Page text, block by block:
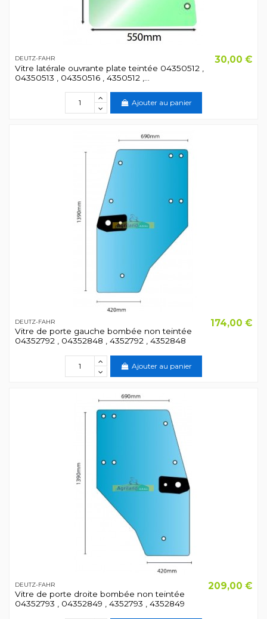
DEUTZ-FAHR
Vitre latérale ouvrante plate teintée 04350512 ,
04350513 , 04350516 , 4350512 ,...
30,00 €
Ajouter au panier
DEUTZ-FAHR
Vitre de porte gauche bombée non teintée
04352792 , 04352848 , 4352792 , 4352848
174,00 €
Ajouter au panier
DEUTZ-FAHR
Vitre de porte droite bombée non teintée
04352793 , 04352849 , 4352793 , 4352849
209,00 €